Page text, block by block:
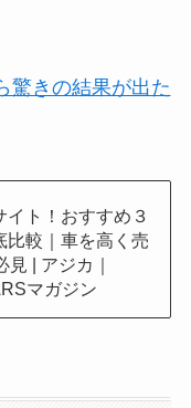
驚きの結果が出た
イト！おすすめ３
比較｜車を高く売
見 | アジカ｜
マガジン